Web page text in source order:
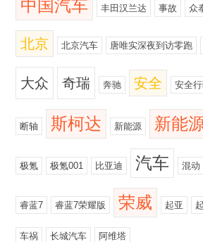
中国汽车 丰田汉兰达 事故 众
北京 北京汽车 唐唯实深夜到访零跑
大众 奇瑞 奔驰 安全 安全
断轴 斯柯达 新能源 新能
极氪 极氪001 比亚迪 汽车 混动
睿蓝7 睿蓝7荣耀版 荣威 起亚
车祸 长城汽车 阿维塔